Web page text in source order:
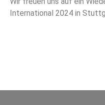
International 2024 in